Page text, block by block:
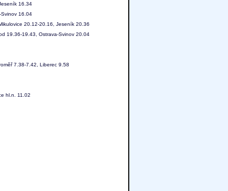
16.34
16.04
20.12-20.16, Jeseník 20.36
19.36-19.43, Ostrava-Svinov 20.04
7.38-7.42, Liberec 9.58
hl.n. 11.02